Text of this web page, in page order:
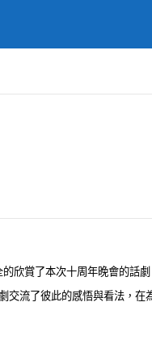
欣賞了本次十周年晚會的話
流了彼此的感悟與看法，